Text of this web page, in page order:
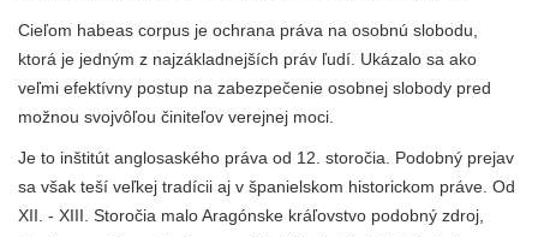
Cieľom habeas corpus je ochrana práva na osobnú slobodu,
ktorá je jedným z najzákladnejších práv ľudí. Ukázalo sa ako
veľmi efektívny postup na zabezpečenie osobnej slobody pred
možnou svojvôľou činiteľov verejnej moci.
Je to inštitút anglosaského práva od 12. storočia. Podobný prejav
sa však teší veľkej tradícii aj v španielskom historickom práve. Od
XII. - XIII. Storočia malo Aragónske kráľovstvo podobný zdroj,